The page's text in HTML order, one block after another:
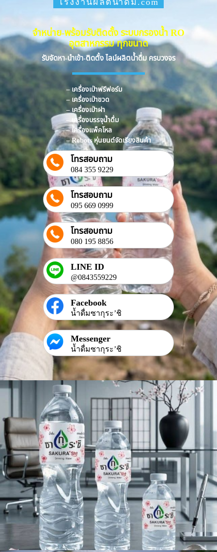
จำหน่าย-พร้อมรับติดตั้ง ระบบกรองน้ำ RO
อุตสาหกรรม ทุกขนาด
รับจัดหา-นำเข้า-ติดตั้ง ไลน์ผลิตน้ำดื่ม ครบวงจร
– เครื่องเป่าฟรีฟอร์ม
– เครื่องเป่าขวด
– เครื่องเป่าฝา
– เครื่องบรรจุน้ำดื่ม
– เครื่องแพ็คโหล
– Robots หุ่นยนต์จัดเรียงสินค้า
โทรสอบถาม
084 355 9229
โทรสอบถาม
095 669 0999
โทรสอบถาม
080 195 8856
LINE ID
@0843559229
Facebook
น้ำดื่มซากุระ’ชิ
Messenger
น้ำดื่มซากุระ’ชิ